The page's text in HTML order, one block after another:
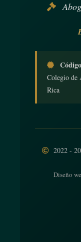
Colegio de
Rica
2022 -
Diseño